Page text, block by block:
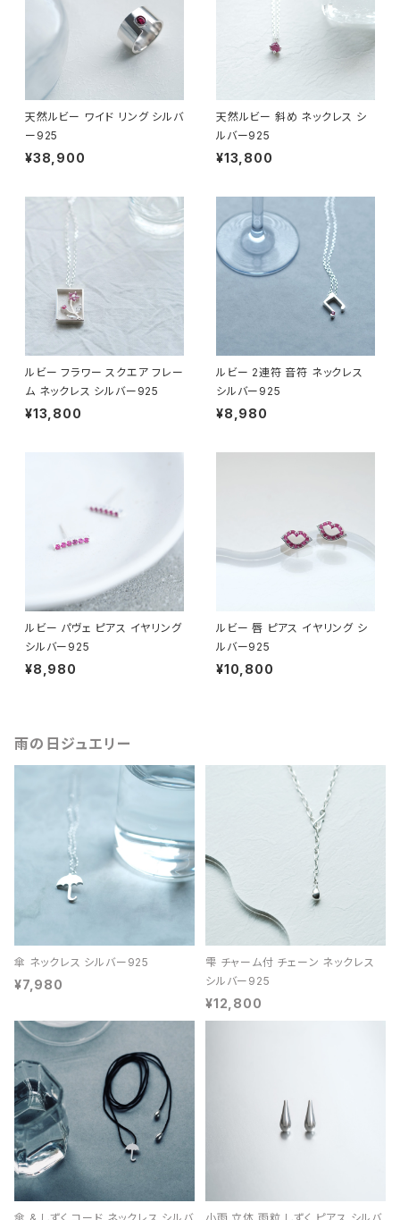
天然ルビー ワイド リング シルバ
ー925
¥38,900
天然ルビー 斜め ネックレス シ
ルバー925
¥13,800
ルビー フラワー スクエア フレー
ム ネックレス シルバー925
¥13,800
ルビー 2連符 音符 ネックレス
シルバー925
¥8,980
ルビー パヴェ ピアス イヤリング
シルバー925
¥8,980
ルビー 唇 ピアス イヤリング シ
ルバー925
¥10,800
雨の日ジュエリー
傘 ネックレス シルバー925
¥7,980
雫 チャーム付 チェーン ネックレス
シルバー925
¥12,800